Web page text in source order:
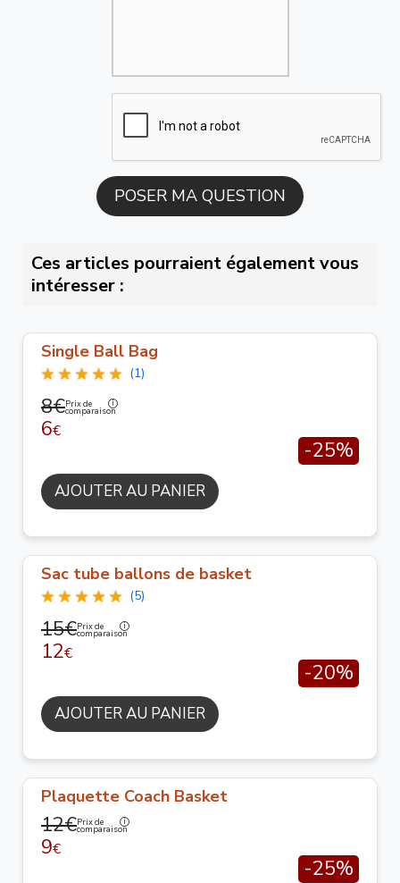
Ces articles pourraient également vous
intéresser :
Single Ball Bag
(1)
8€Prix de
comparaison
6€
-25%
AJOUTER AU PANIER
Sac tube ballons de basket
(5)
15€Prix de
comparaison
12€
-20%
AJOUTER AU PANIER
Plaquette Coach Basket
12€Prix de
comparaison
9€
-25%